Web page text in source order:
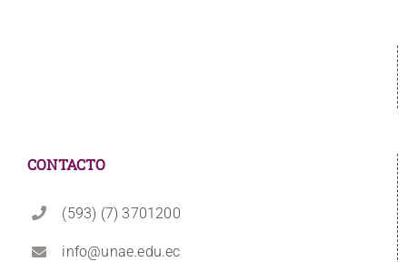
CONTACTO
(593) (7) 3701200
info@unae.edu.ec